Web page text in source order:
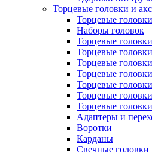
Торцевые головки и
Торцевые головки
Наборы головок
Торцевые
Торцевые
Торцевые
Торцевые
Торцевые
Торцевые
Торцевые
Адаптеры и
Воротки
Карданы
Свечные головки